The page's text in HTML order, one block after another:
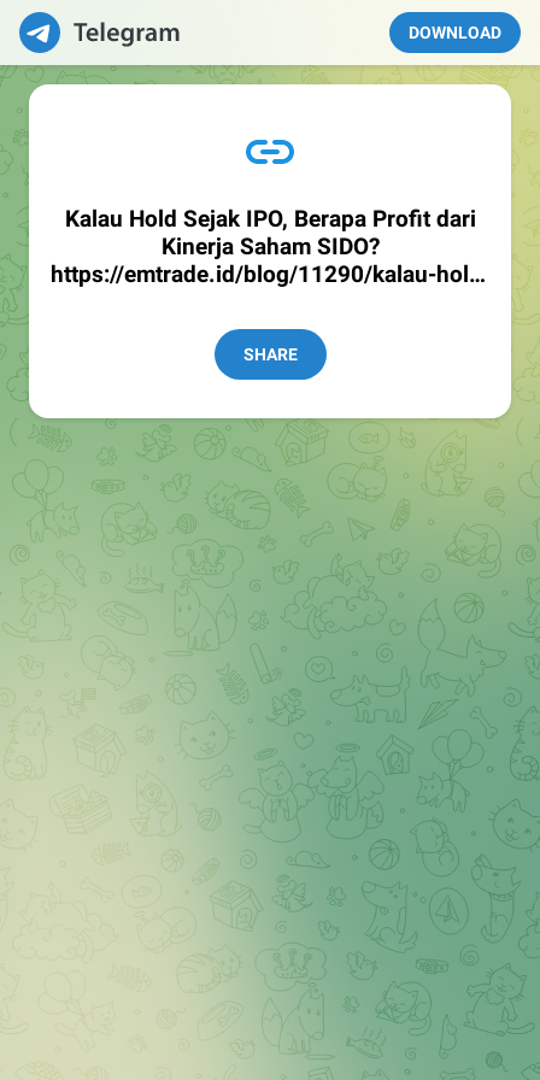
DOWNLOAD
Kalau Hold Sejak IPO, Berapa Profit dari
Kinerja Saham SIDO?
https://emtrade.id/blog/11290/kalau-hold-
saham-sido
SHARE